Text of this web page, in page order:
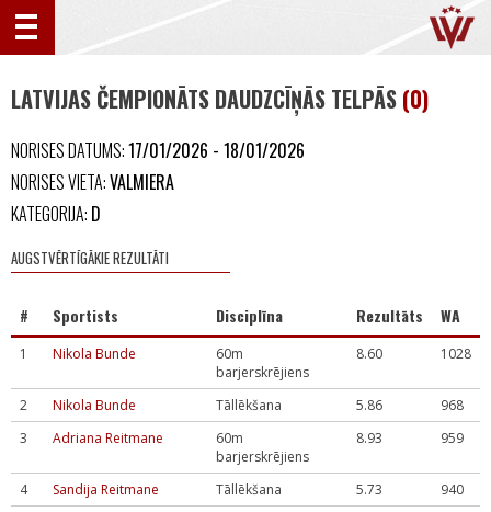
LATVIJAS ČEMPIONĀTS DAUDZCĪŅĀS TELPĀS (0)
NORISES DATUMS:17/01/2026 - 18/01/2026
NORISES VIETA:VALMIERA
KATEGORIJA: D
AUGSTVĒRTĪGĀKIE REZULTĀTI
# Sportists Disciplīna Rezultāts WA
1 Nikola Bunde
60m
barjerskrējiens
8.60 1028
2 Nikola Bunde Tāllēkšana 5.86
968
3
Adriana Reitmane
60m
barjerskrējiens
8.93 959
4 Sandija Reitmane Tāllēkšana 5.73
940